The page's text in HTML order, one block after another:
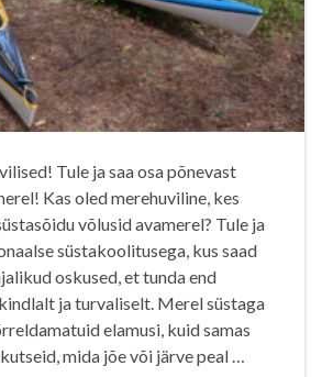
Tule ja saa osa põnevast
Kas oled merehuviline, kes
võlusid avamerel? Tule ja
süstakoolitusega, kus saad
oskused, et tunda end
ja turvaliselt. Merel süstaga
elamusi, kuid samas
mida jõe või järve peal …